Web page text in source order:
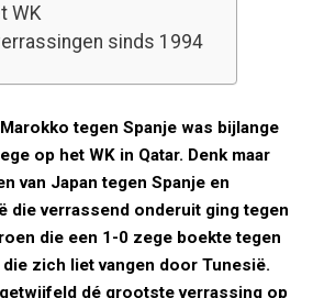
WK
sinds 1994
tegen Spanje was bijlange
op het WK in Qatar. Denk maar
van Japan tegen Spanje en
die verrassend onderuit ging tegen
die een 1-0 zege boekte tegen
zich liet vangen door Tunesië.
dé grootste verrassing op